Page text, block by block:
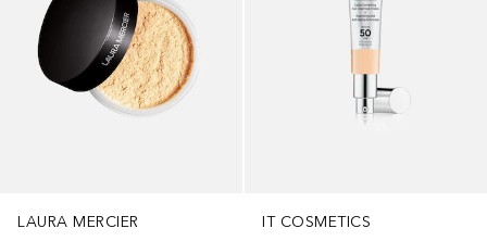
LAURA MERCIER
IT COSMETICS